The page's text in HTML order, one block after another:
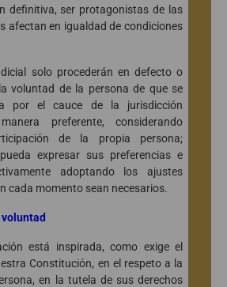
definitiva, ser protagonistas de las
afectan en igualdad de condiciones
solo procederán en defecto o
voluntad de la persona de que se
por el cauce de la jurisdicción
preferente, considerando
de la propia persona;
expresar sus preferencias e
adoptando los ajustes
cada momento sean necesarios.
está inspirada, como exige el
Constitución, en el respeto a la
en la tutela de sus derechos